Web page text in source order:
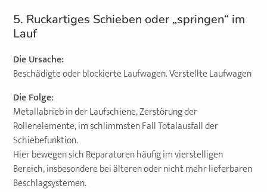
5. Ruckartiges Schieben oder „springen“ im
Lauf
Die Ursache:
Beschädigte oder blockierte Laufwagen. Verstellte Laufwagen
Die Folge:
Metallabrieb in der Laufschiene, Zerstörung der
Rollenelemente, im schlimmsten Fall Totalausfall der
Schiebefunktion.
Hier bewegen sich Reparaturen häufig im vierstelligen
Bereich, insbesondere bei älteren oder nicht mehr lieferbaren
Beschlagsystemen.